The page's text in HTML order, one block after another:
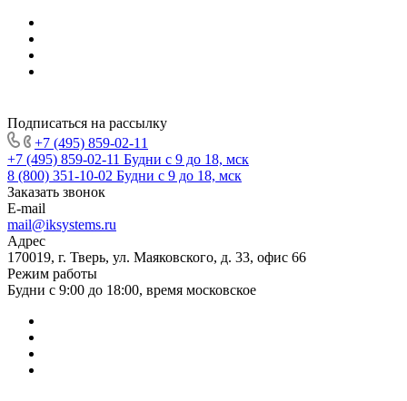
Подписаться на рассылку
+7 (495) 859-02-11
+7 (495) 859-02-11 Будни с 9 до 18, мск
8 (800) 351-10-02 Будни с 9 до 18, мск
Заказать звонок
E-mail
mail@iksystems.ru
Адрес
170019, г. Тверь, ул. Маяковского, д. 33, офис 66
Режим работы
Будни с 9:00 до 18:00, время московское